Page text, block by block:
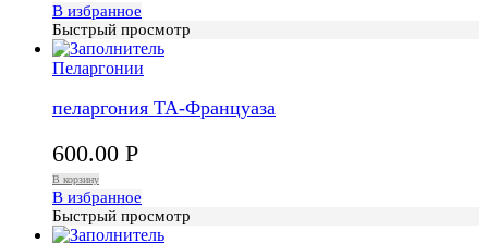
В избранное
Быстрый просмотр
Пеларгонии
пеларгония ТА-Француаза
600.00 Р
В корзину
В избранное
Быстрый просмотр